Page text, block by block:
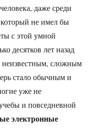
даже среди
который не имел бы
с этой умной
десятков лет назад
неизвестным, сложным
стало обычным и
уже не
и повседневной
электронные